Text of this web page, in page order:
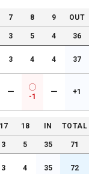
7 8 9 OUT
3 5 4 36
3 4 4 37
ー
-1
ー +1
17 18 IN TOTAL
3 5 35 71
3 4 35 72